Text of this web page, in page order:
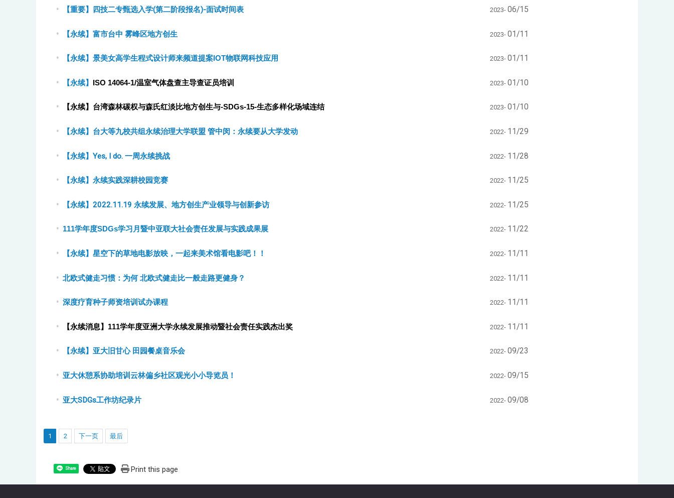
【重要】四技二专甄选入学(第二阶段报名)-面试时间表 2023- 06/15
【永续】富市台中 雾峰区地方创生 2023- 01/11
【永续】景美女高学生程式设计师来频道提案IOT物联网科技应用 2023- 01/11
【永续】 ISO 14064-1/温室气体盘查主导查证员培训 2023- 01/10
【永续】台湾森林碳权与森氏红淡比地方创生与-SDGs-15-生态多样化场域连结 2023- 01/10
【永续】台大等九校共组永续治理大学联盟 管中闵：永续要从大学发动 2022- 11/29
【永续】Yes, I do. 一周永续挑战 2022- 11/28
【永续】永续实践深耕校园竞赛 2022- 11/25
【永续】2022.11.19 永续发展、地方创生产业领导与创新参访 2022- 11/25
111学年度SDGs学习月暨中亚联大社会责任发展与实践成果展 2022- 11/22
【永续】星空下的草地电影放映，一起来美术馆看电影吧！！ 2022- 11/11
北欧式健走习惯：为何 北欧式健走比一般走路更健身？ 2022- 11/11
深度疗育种子师资培训试办课程 2022- 11/11
【永续消息】111学年度亚洲大学永续发展推动暨社会责任实践杰出奖 2022- 11/11
【永续】亚大旧甘心 田园餐桌音乐会 2022- 09/23
亚大休憩系协助培训云林偏乡社区观光小小导览员！ 2022- 09/15
亚大SDGs工作坊纪录片 2022- 09/08
1 2 下一页 最后
Share Print this page